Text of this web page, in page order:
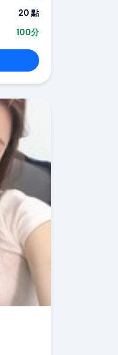
20 點
100分